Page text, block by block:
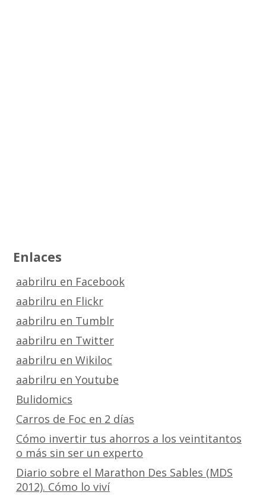
Enlaces
aabrilru en Facebook
aabrilru en Flickr
aabrilru en Tumblr
aabrilru en Twitter
aabrilru en Wikiloc
aabrilru en Youtube
Bulidomics
Carros de Foc en 2 días
Cómo invertir tus ahorros a los veintitantos
o más sin ser un experto
Diario sobre el Marathon Des Sables (MDS
2012). Cómo lo viví